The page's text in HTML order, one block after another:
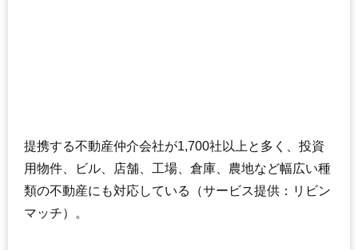
提携する不動産仲介会社が1,700社以上と多く、投資
用物件、ビル、店舗、工場、倉庫、農地など幅広い種
類の不動産にも対応している（サービス提供：リビン
マッチ）。